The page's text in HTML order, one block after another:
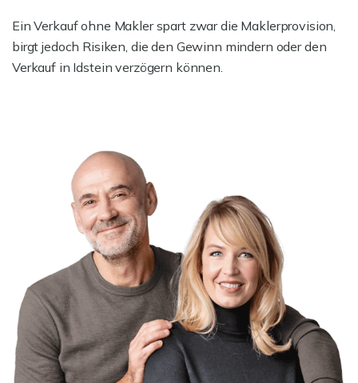
Ein Verkauf ohne Makler spart zwar die Maklerprovision,
birgt jedoch Risiken, die den Gewinn mindern oder den
Verkauf in Idstein verzögern können.